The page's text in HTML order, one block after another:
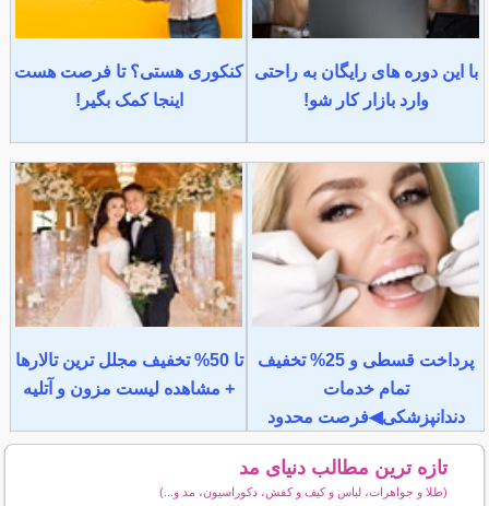
با این دوره های رایگان به راحتی
وارد بازار کار شو!
کنکوری هستی؟ تا فرصت هست
اینجا کمک بگیر!
پرداخت قسطی و 25% تخفیف
تمام خدمات
دندانپزشکی◀فرصت محدود
تا 50% تخفیف مجلل ترین تالارها
+ مشاهده لیست مزون و آتلیه
تازه ترین مطالب دنیای مد
(طلا و جواهرات، لباس و کیف و کفش، دکوراسیون، مد و...)